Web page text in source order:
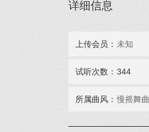
详细信息
上传会员： 未知
试听次数：344
所属曲风：慢摇舞曲